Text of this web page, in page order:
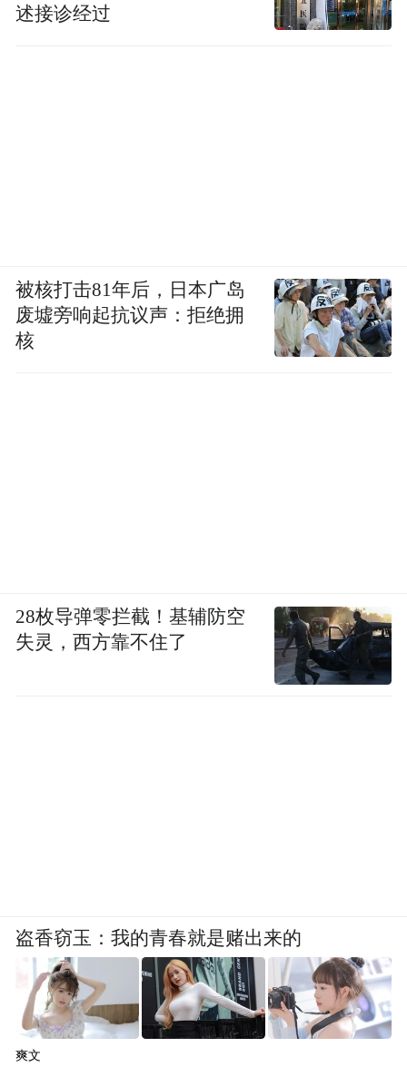
述接诊经过
被核打击81年后，日本广岛
废墟旁响起抗议声：拒绝拥
核
28枚导弹零拦截！基辅防空
失灵，西方靠不住了
盗香窃玉：我的青春就是赌出来的
爽文